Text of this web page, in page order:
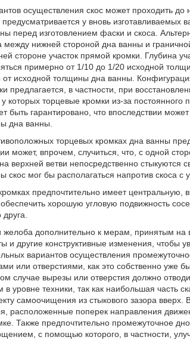
осуществления скос может проходить
у вновь изготавливаемых
перед изготовлением фаски и скоса.
между нижней стороной дна ванны и
стороне участок прямой кромки. Глубина
примерно от 1/10 до 1/20 исходной
исходной толщины дна ванны.
предлагается, в частности, при
которых торцевые кромки из-за постоянного
быть гарантировано, что впоследствии
дна ванны.
торцевых кромках дна ванны
может, впрочем, случиться, что, с одной
верхней ветви непосредственно
мог бы располагаться напротив скоса с
предпочтительно имеет центральную,
хорошую угловую подвижность
дополнительно к мерам, принятым на
и другие конструктивные изменения, чтобы
вариантов осуществления
или отверстиями, как это собственно уже
случае вырезы или отверстия должно
уровне техники, так как наибольшая часть
самоочищения из стыкового зазора
расположенные поперек направления
Также предпочтительно промежуточное
с помощью которого, в частности,